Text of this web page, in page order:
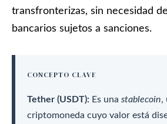
transfronterizas, sin necesidad
bancarios sujetos a sanciones.
CONCEPTO CLAVE
Tether (USDT): Es una stablecoin,
criptomoneda cuyo valor está